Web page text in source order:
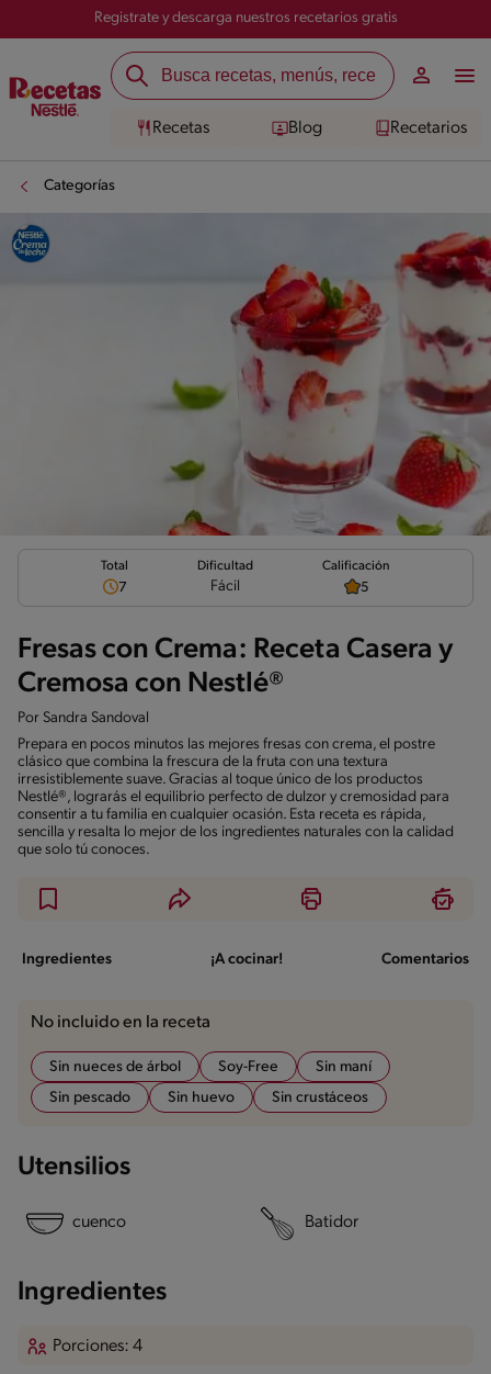
Registrate y descarga nuestros recetarios gratis
Recetas Blog Recetarios
Categorías
Total
7
Dificultad
Fácil
Calificación
5
Fresas con Crema: Receta Casera y
Cremosa con Nestlé®
Por Sandra Sandoval
Prepara en pocos minutos las mejores fresas con crema, el postre
clásico que combina la frescura de la fruta con una textura
irresistiblemente suave. Gracias al toque único de los productos
Nestlé®, lograrás el equilibrio perfecto de dulzor y cremosidad para
consentir a tu familia en cualquier ocasión. Esta receta es rápida,
sencilla y resalta lo mejor de los ingredientes naturales con la calidad
que solo tú conoces.
Ingredientes ¡A cocinar! Comentarios
No incluido en la receta
Sin nueces de árbol Soy-Free
Sin maní
Sin pescado
Sin huevo Sin crustáceos
Utensilios
cuenco Batidor
Ingredientes
Porciones: 4